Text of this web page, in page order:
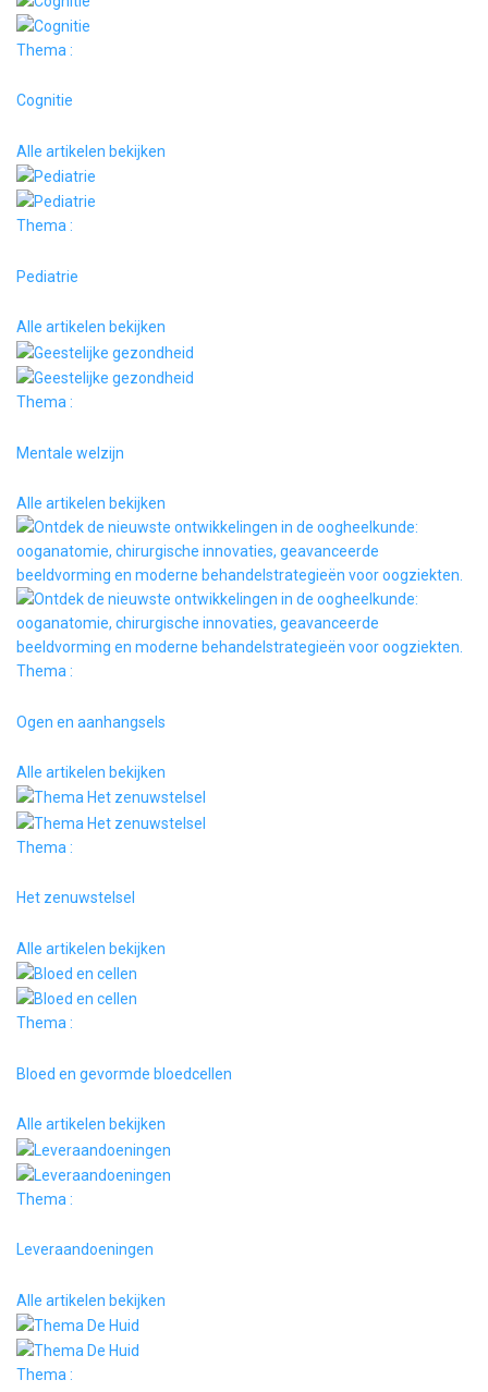
Thema :
Cognitie
Alle artikelen bekijken
Thema :
Pediatrie
Alle artikelen bekijken
Thema :
Mentale welzijn
Alle artikelen bekijken
Thema :
Ogen en aanhangsels
Alle artikelen bekijken
Thema :
Het zenuwstelsel
Alle artikelen bekijken
Thema :
Bloed en gevormde bloedcellen
Alle artikelen bekijken
Thema :
Leveraandoeningen
Alle artikelen bekijken
Thema :